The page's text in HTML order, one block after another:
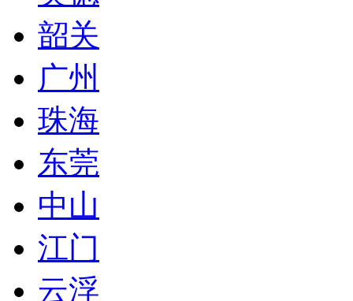
韶关
广州
珠海
东莞
中山
江门
云浮